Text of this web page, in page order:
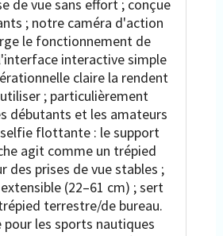
de vue sans effort ; conçue
; notre caméra d'action
le fonctionnement de
interactive simple
claire la rendent
; particulièrement
débutants et les amateurs
selfie flottante : le support
agit comme un trépied
des prises de vue stables ;
(22–61 cm) ; sert
terrestre/de bureau.
pour les sports nautiques